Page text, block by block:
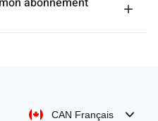
CAN Français